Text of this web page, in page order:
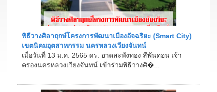
พิธีวางศิลาฤกษ์โครงการพัฒนาเมืองอัจฉริยะ (Smart City)
เขตนิคมอุตสาหกรรม นครหลวงเวียงจันทน์
เมื่อวันที่ 13 ม.ค. 2565 ดร. อาดสะพังทอง สีพันดอน เจ้า
ครองนครหลวงเวียงจันทน์ เข้าร่วมพิธีวางศิ�...